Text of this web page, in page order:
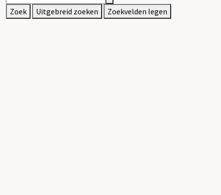
Zoek Uitgebreid zoeken Zoekvelden legen